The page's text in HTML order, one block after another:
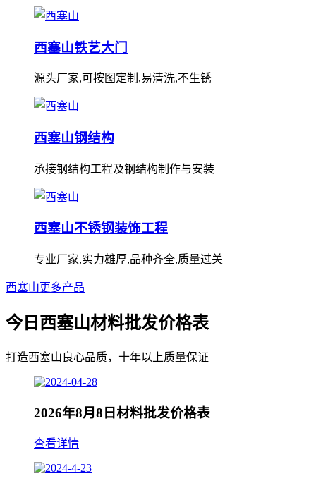
西塞山铁艺大门
源头厂家,可按图定制,易清洗,不生锈
西塞山钢结构
承接钢结构工程及钢结构制作与安装
西塞山不锈钢装饰工程
专业厂家,实力雄厚,品种齐全,质量过关
西塞山更多产品
今日西塞山材料批发价格表
打造西塞山良心品质，十年以上质量保证
2026年8月8日材料批发价格表
查看详情